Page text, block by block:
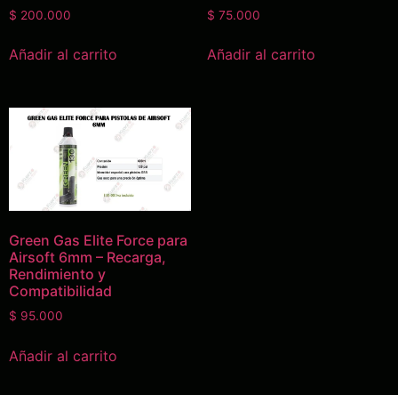
$ 200.000
Añadir al carrito
$ 75.000
Añadir al carrito
Green Gas Elite Force para
Airsoft 6mm – Recarga,
Rendimiento y
Compatibilidad
$ 95.000
Añadir al carrito